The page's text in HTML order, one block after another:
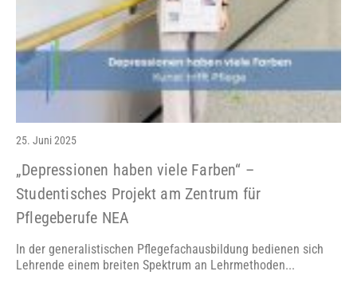
25. Juni 2025
„Depressionen haben viele Farben“ –
Studentisches Projekt am Zentrum für
Pflegeberufe NEA
In der generalistischen Pflegefachausbildung bedienen sich
Lehrende einem breiten Spektrum an Lehrmethoden...